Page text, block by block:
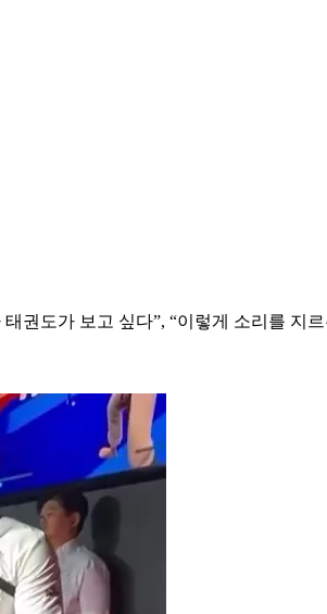
권도가 보고 싶다”, “이렇게 소리를 지